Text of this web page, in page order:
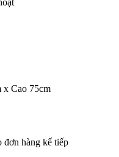
x Cao 75cm
đơn hàng kế tiếp